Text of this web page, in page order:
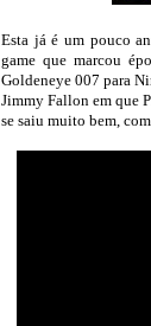
Esta já é um pouco
game que marcou
Goldeneye 007 para
Jimmy Fallon em que
se saiu muito bem,